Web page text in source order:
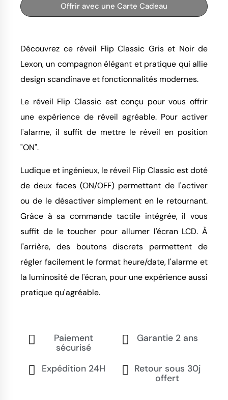
Offrir avec une Carte Cadeau
Découvrez ce réveil Flip Classic Gris et Noir de
Lexon, un compagnon élégant et pratique qui allie
design scandinave et fonctionnalités modernes.
Le réveil Flip Classic est conçu pour vous offrir
une expérience de réveil agréable. Pour activer
l'alarme, il suffit de mettre le réveil en position
"ON".
Ludique et ingénieux, le réveil Flip Classic est doté
de deux faces (ON/OFF) permettant de l'activer
ou de le désactiver simplement en le retournant.
Grâce à sa commande tactile intégrée, il vous
suffit de le toucher pour allumer l'écran LCD. À
l'arrière, des boutons discrets permettent de
régler facilement le format heure/date, l'alarme et
la luminosité de l'écran, pour une expérience aussi
pratique qu'agréable.
Paiement
sécurisé
Garantie 2 ans
Expédition 24H
Retour sous 30j
offert